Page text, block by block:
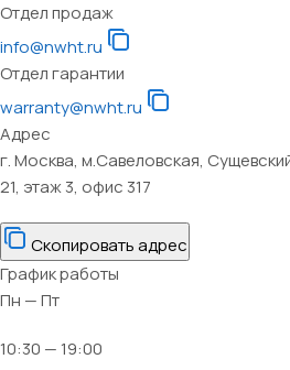
Отдел продаж
info@nwht.ru
Отдел гарантии
warranty@nwht.ru
Адрес
г. Москва, м.Савеловская,
21, этаж 3, офис 317
Скопировать адрес
График работы
Пн — Пт
10:30 — 19:00